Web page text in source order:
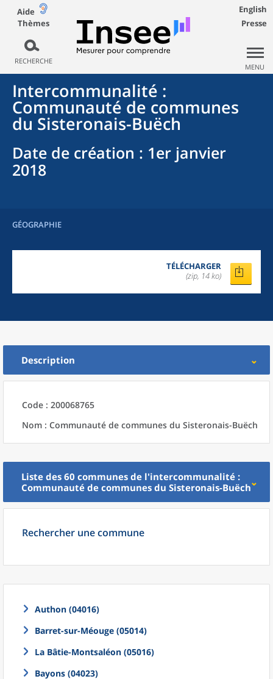
Aide
Thèmes
RECHERCHE
English
Presse
MENU
Intercommunalité :
Communauté de communes
du Sisteronais-Buëch
Date de création : 1er janvier
2018
GÉOGRAPHIE
TÉLÉCHARGER
(zip, 14 ko)
Description
Code : 200068765
Nom : Communauté de communes du Sisteronais-Buëch
Liste des 60 communes de l'intercommunalité :
Communauté de communes du Sisteronais-Buëch
Rechercher une commune
Authon (04016)
Barret-sur-Méouge (05014)
La Bâtie-Montsaléon (05016)
Bayons (04023)